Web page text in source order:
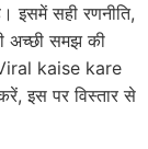
इसमें सही रणनीति,
अच्छी समझ की
kaise kare
इस पर विस्तार से